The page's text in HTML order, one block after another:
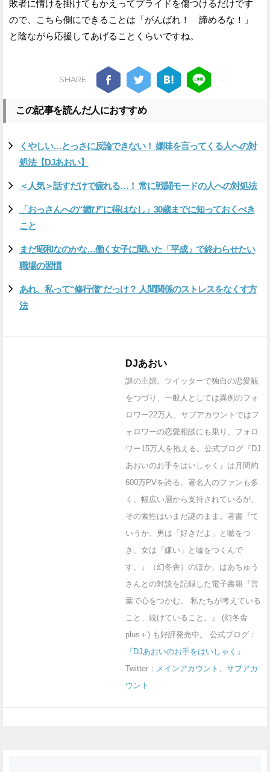
敗者に情けを掛けてもかえってプライドを傷つけるだけです
ので、こちら側にできることは「がんばれ！ 諦めるな！」
と陰ながら応援してあげることくらいですね。
SHARE
この記事を読んだ人におすすめ
くやしい…とっさに反論できない！ 嫌味を言ってくる人への対
処法【DJあおい】
＜人気＞話すだけで疲れる…！ 常に戦闘モードの人への対処法
「おっさんへの“媚び”に得はなし」30歳までに知っておくべき
こと
まだ昭和なのかな…働く女子に聞いた「平成」で終わらせたい
職場の習慣
あれ、私って“修行僧”だっけ？ 人間関係のストレスをなくす方
法
DJあおい
謎の主婦。ツイッターで独自の恋愛観
をつづり、一般人としては異例のフォ
ロワー22万人、サブアカウントではフ
ォロワーの恋愛相談にも乗り、フォロ
ワー15万人を抱える。公式ブログ『DJ
あおいのお手をはいしゃく』は月間約
600万PVを誇る。著名人のファンも多
く、幅広い層から支持されているが、
その素性はいまだ謎のまま。著書『て
いうか、男は「好きだよ」と嘘をつ
き、女は「嫌い」と嘘をつくんで
す。』（幻冬舎）のほか、はあちゅう
さんとの対談を記録した電子書籍『言
葉で心をつかむ。 私たちが考えている
こと、続けていること。』 (幻冬舎
plus＋) も好評発売中。 公式ブログ：
『DJあおいのお手をはいしゃく』
Twitter： メインアカウント
サブアカ
ウント